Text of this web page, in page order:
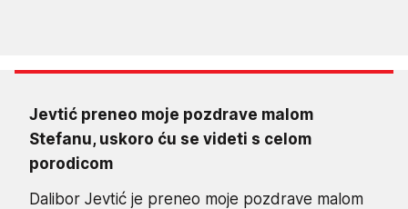
Jevtić preneo moje pozdrave malom
Stefanu, uskoro ću se videti s celom
porodicom
Dalibor Jevtić je preneo moje pozdrave malom